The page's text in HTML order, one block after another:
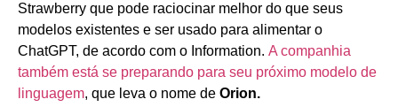
Strawberry que pode raciocinar melhor do que seus
modelos existentes e ser usado para alimentar o
ChatGPT, de acordo com o Information. A companhia
também está se preparando para seu próximo modelo de
linguagem, que leva o nome de Orion.